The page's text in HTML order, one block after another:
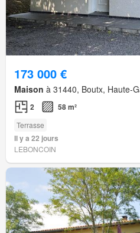
173 000 €
Maison à 31440, Boutx, Haute-
2 58 m²
Terrasse
Il y a 22 jours
LEBONCOIN